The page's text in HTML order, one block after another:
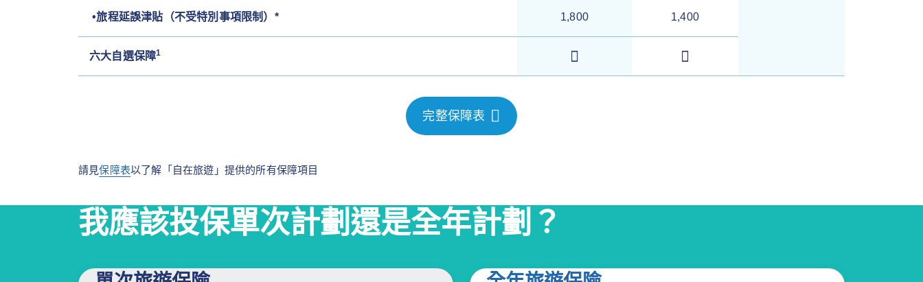
•旅程延誤津貼（不受特別事項限制）* 1,800 1,400
六大自選保障1
完整保障表
請見保障表以了解「自在旅遊」提供的所有保障項目
我應該投保單次計劃還是全年計劃？